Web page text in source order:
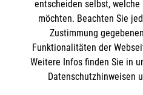
entscheiden selbst,
möchten. Beachten Sie
Zustimmung
Funktionalitäten der
Weitere Infos finden Sie in
Datenschutzhinweisen